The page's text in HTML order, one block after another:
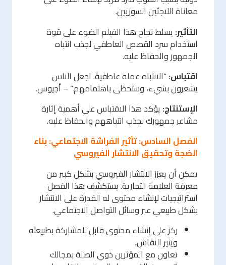
معاناة اللاجئين السوريين.
التأثير: يسلط نجاح هذا الفيلم الضوء على قوة
استخدام سرد القصص العاطفي لجذب انتباه
الجمهور والحفاظ عليه.
اقتباس:“الانتباه عملة عاطفية. اجعل الناس
يشعرون بشيء، وستحظى باهتمامهم.” – أجيوس.
الإستنتاج: يؤكد هذا الاقتباس على أهمية إثارة
مشاعر جمهورك لجذب انتباههم والحفاظ عليه.
الفصل السادس: تأثير الفراشة الاجتماعي: بناء
الضجة وتحقيق الانتشار الفيروسي
يمكن أن يعزز الانتشار الفيروسي بشكل كبير من
معرفة العلامة التجارية. يستكشف هذا الفصل
استراتيجيات لإنشاء محتوى له القدرة على الانتشار
بشكل طبيعي عبر وسائل التواصل الاجتماعي.
ركز على إنشاء محتوى قابل للمشاركة بطبيعته
ويثير النقاش.
تعاون مع المؤثرين ذوي الصلة بمجالك